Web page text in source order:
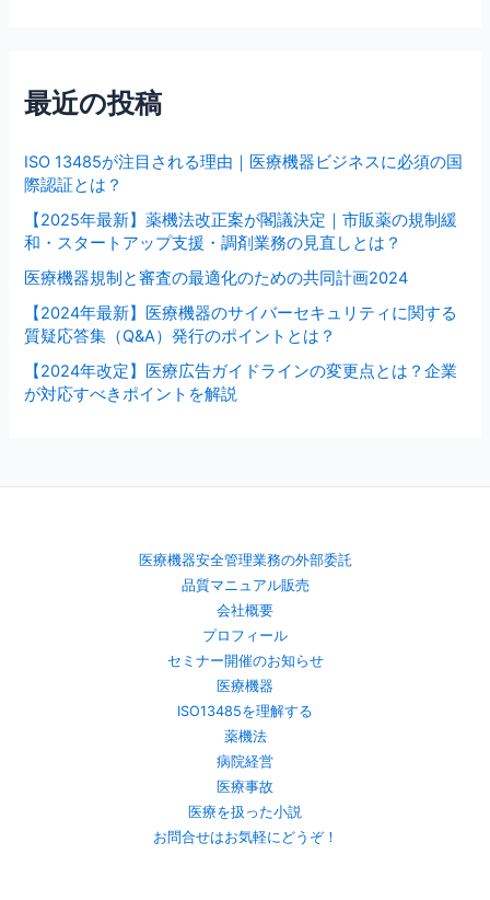
最近の投稿
ISO 13485が注目される理由｜医療機器ビジネスに必須の国
際認証とは？
【2025年最新】薬機法改正案が閣議決定｜市販薬の規制緩
和・スタートアップ支援・調剤業務の見直しとは？
医療機器規制と審査の最適化のための共同計画2024
【2024年最新】医療機器のサイバーセキュリティに関する
質疑応答集（Q&A）発行のポイントとは？
【2024年改定】医療広告ガイドラインの変更点とは？企業
が対応すべきポイントを解説
医療機器安全管理業務の外部委託
品質マニュアル販売
会社概要
プロフィール
セミナー開催のお知らせ
医療機器
ISO13485を理解する
薬機法
病院経営
医療事故
医療を扱った小説
お問合せはお気軽にどうぞ！